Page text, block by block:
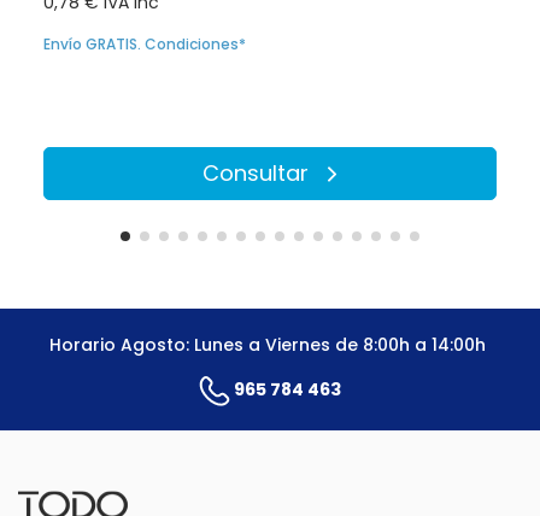
Envío GRATIS. Condiciones*
Consultar
Horario Agosto: Lunes a Viernes de 8:00h a 14:00h
965 784 463